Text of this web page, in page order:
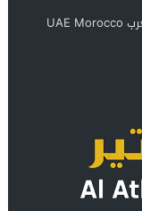
رابطة عشاق المغرب UAE Morocco